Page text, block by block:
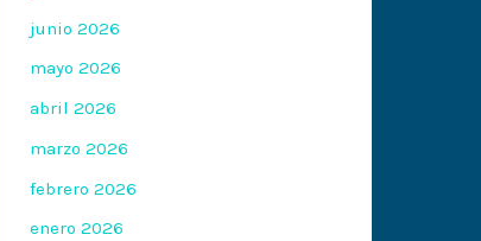
junio 2026
mayo 2026
abril 2026
marzo 2026
febrero 2026
enero 2026